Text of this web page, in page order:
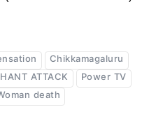
Chikkamagaluru
ATTACK
Power TV
death